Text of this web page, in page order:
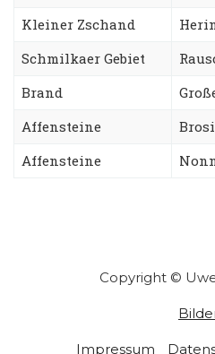
Kleiner Zschand
Schmilkaer Gebiet
Brand
Affensteine
Affensteine
Copyright ©
Impressum